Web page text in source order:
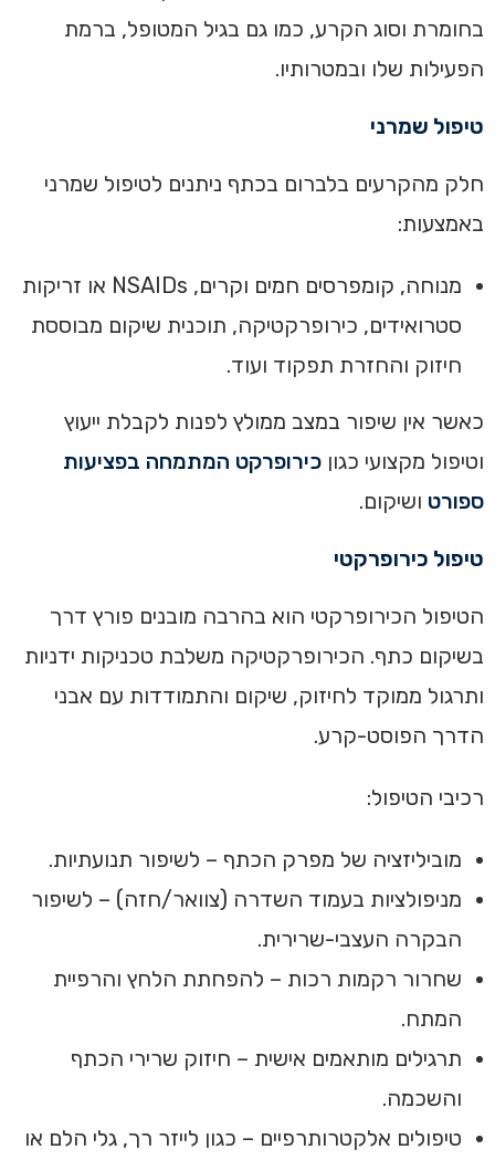
בחומרת וסוג הקרע, כמו גם בגיל המטופל, ברמת
הפעילות שלו ובמטרותיו.
טיפול שמרני
חלק מהקרעים בלברום בכתף ניתנים לטיפול שמרני
באמצעות:
מנוחה, קומפרסים חמים וקרים, NSAIDs או זריקות
סטרואידים, כירופרקטיקה, תוכנית שיקום מבוססת
חיזוק והחזרת תפקוד ועוד.
כאשר אין שיפור במצב ממולץ לפנות לקבלת ייעוץ
וטיפול מקצועי כגון כירופרקט המתמחה בפציעות
ספורט ושיקום.
טיפול כירופרקטי
הטיפול הכירופרקטי הוא בהרבה מובנים פורץ דרך
בשיקום כתף. הכירופרקטיקה משלבת טכניקות ידניות
ותרגול ממוקד לחיזוק, שיקום והתמודדות עם אבני
הדרך הפוסט-קרע.
רכיבי הטיפול:
מוביליזציה של מפרק הכתף – לשיפור תנועתיות.
מניפולציות בעמוד השדרה (צוואר/חזה) – לשיפור
הבקרה העצבי-שרירית.
שחרור רקמות רכות – להפחתת הלחץ והרפיית
המתח.
תרגילים מותאמים אישית – חיזוק שרירי הכתף
והשכמה.
טיפולים אלקטרותרפיים – כגון לייזר רך, גלי הלם או